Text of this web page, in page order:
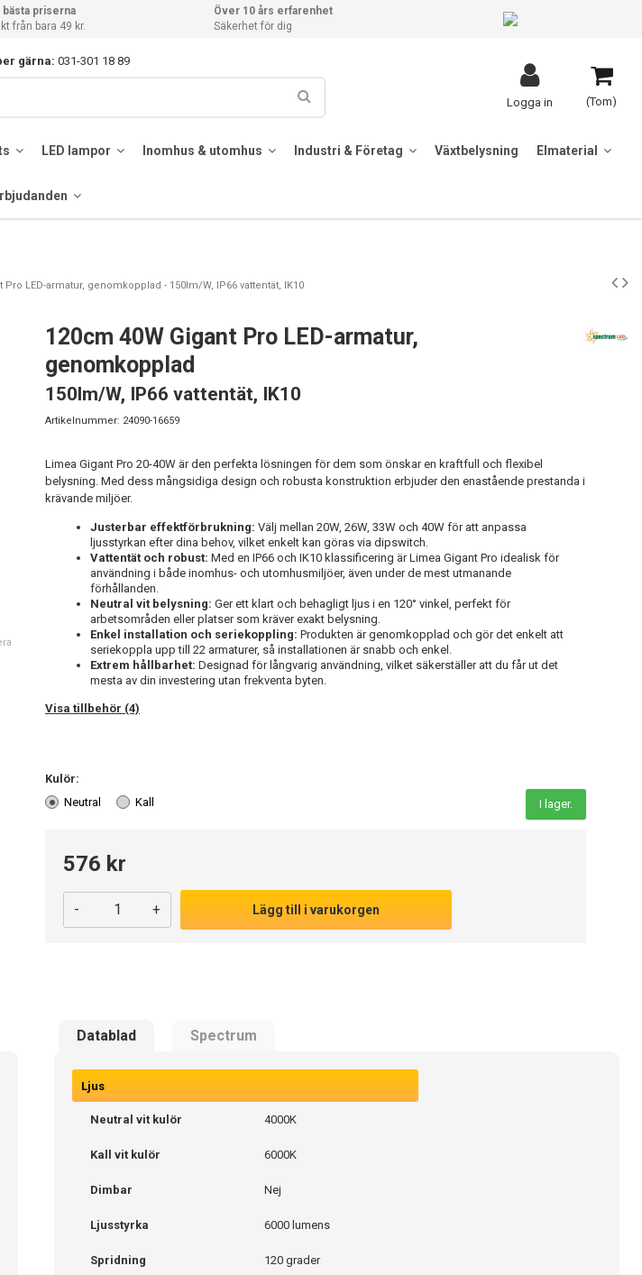
bästa priserna
från bara 49 kr.
Över 10 års erfarenhet
Säkerhet för dig
gärna: 031-301 18 89
(Tom)
Logga in
LED lampor Inomhus & utomhus Industri & Företag Växtbelysning Elmaterial
Pro LED-armatur, genomkopplad - 150lm/W, IP66 vattentät, IK10
120cm 40W Gigant Pro LED-armatur,
genomkopplad
150lm/W, IP66 vattentät, IK10
Artikelnummer: 24090-16659
Limea Gigant Pro 20-40W är den perfekta lösningen för dem som önskar en kraftfull och flexibel
belysning. Med dess mångsidiga design och robusta konstruktion erbjuder den enastående prestanda i
krävande miljöer.
Justerbar effektförbrukning: Välj mellan 20W, 26W, 33W och 40W för att anpassa
ljusstyrkan efter dina behov, vilket enkelt kan göras via dipswitch.
Vattentät och robust: Med en IP66 och IK10 klassificering är Limea Gigant Pro idealisk för
användning i både inomhus- och utomhusmiljöer, även under de mest utmanande
förhållanden.
Neutral vit belysning: Ger ett klart och behagligt ljus i en 120° vinkel, perfekt för
arbetsområden eller platser som kräver exakt belysning.
Enkel installation och seriekoppling: Produkten är genomkopplad och gör det enkelt att
seriekoppla upp till 22 armaturer, så installationen är snabb och enkel.
Extrem hållbarhet: Designad för långvarig användning, vilket säkerställer att du får ut det
mesta av din investering utan frekventa byten.
Visa tillbehör (4)
Kulör:
Neutral
Kall I lager.
576 kr
- + Lägg till i varukorgen
Datablad Spectrum
Ljus
Neutral vit kulör 4000K
Kall vit kulör 6000K
Dimbar Nej
Ljusstyrka 6000 lumens
Spridning 120 grader